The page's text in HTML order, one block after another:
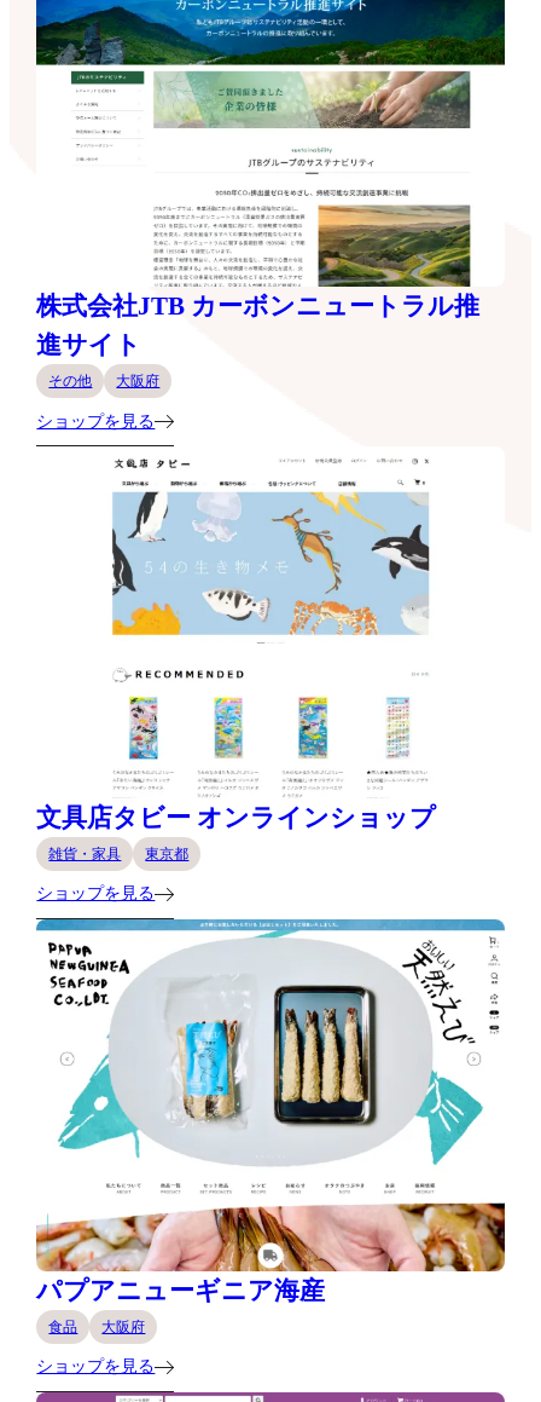
株式会社JTB カーボンニュートラル推
進サイト
その他 大阪府
ショップを見る
文具店タビー オンラインショップ
雑貨・家具 東京都
ショップを見る
パプアニューギニア海産
食品 大阪府
ショップを見る